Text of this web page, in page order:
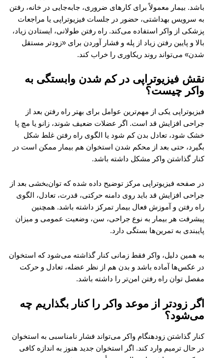
باشد. بیمار معمولاً برای کارهای ضروری، جابه‌جایی در خانه، رفتن
به سرویس بهداشتی، حضور در جلسات فیزیوتراپی یا مراجعات
پزشکی از واکر استفاده می‌کند. راه رفتن طولانی، ایستادن زیاد،
بالا و پایین رفتن زیاد از پله و فشار آوردن برای «زودتر مستقل
شدن» می‌تواند روند ریکاوری را خراب کند.
نقش فیزیوتراپی در کم شدن وابستگی به
واکر چیست؟
فیزیوتراپی یکی از مهم‌ترین عوامل برای بهتر راه رفتن بعد از
جراحی افزایش قد است. اگر عضلات ضعیف شوند، زانو یا مچ پا
خشک شود، تعادل بدن کم شود یا الگوی راه رفتن غلط شکل
بگیرد، حتی بعد از محکم شدن استخوان هم بیمار ممکن است در
کنار گذاشتن واکر مشکل داشته باشد.
در صفحه فیزیوتراپی مرکز توضیح داده شده که توان‌بخشی بعد از
جراحی افزایش قد باید روی دامنه حرکتی، قدرت، تعادل، الگوی
راه رفتن و آموزش فعال بیمار تمرکز داشته باشد. همچنین
پیشرفت هر بیمار به نوع جراحی، سن، وضعیت عمومی و میزان
پایبندی به تمرین‌ها بستگی دارد.
به همین دلیل، واکر فقط زمانی کنار گذاشته می‌شود که استخوان
در عکس‌ها آماده باشد و بدن هم از نظر عضله، تعادل و حرکت
مفصل توان راه رفتن امن‌تر را داشته باشد.
اگر زودتر از موعد واکر را کنار بگذاریم چه
می‌شود؟
کنار گذاشتن زودهنگام واکر می‌تواند فشار نامناسبی به استخوان
در حال ترمیم وارد کند. اگر استخوان جدید هنوز به اندازه کافی